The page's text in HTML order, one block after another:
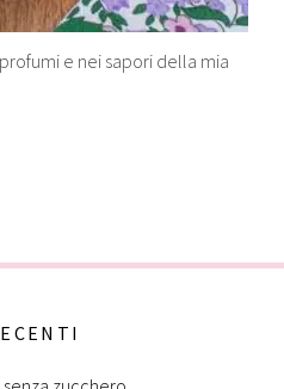
e nei sapori della mia